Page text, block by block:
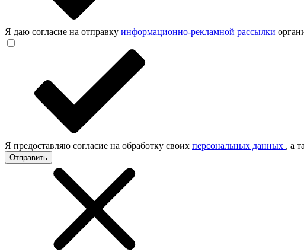
Я даю согласие на отправку информационно-рекламной рассылки
Я предоставляю согласие на обработку своих персональных данных , а
Отправить